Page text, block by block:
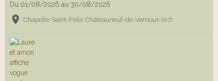
Du 01/08/2026 au 30/08/2026
Chapelle Saint-Felix Châteauneuf-de-Vernoux (07)